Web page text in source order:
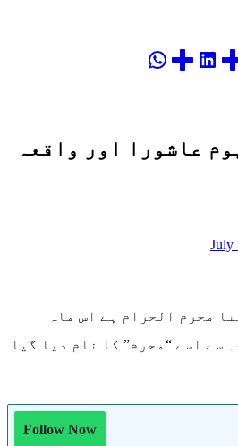
عاشورا اور واقعہ
July
محرم الحرام ہے اس ماہ
سے اسے “محرم” کا نام دیا گیا
Follow Now